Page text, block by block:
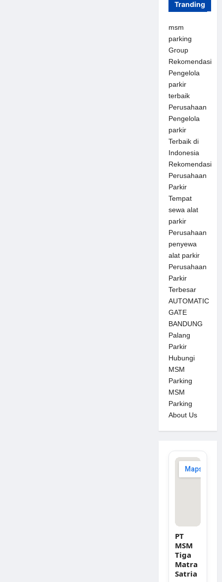
Tranding
msm
parking
Group
Rekomendasi
Pengelola
parkir
terbaik
Perusahaan
Pengelola
parkir
Terbaik di
Indonesia
Rekomendasi
Perusahaan
Parkir
Tempat
sewa alat
parkir
Perusahaan
penyewa
alat parkir
Perusahaan
Parkir
Terbesar
AUTOMATIC
GATE
BANDUNG
Palang
Parkir
Hubungi
MSM
Parking
MSM
Parking
About Us
PT
MSM
Tiga
Matra
Satria